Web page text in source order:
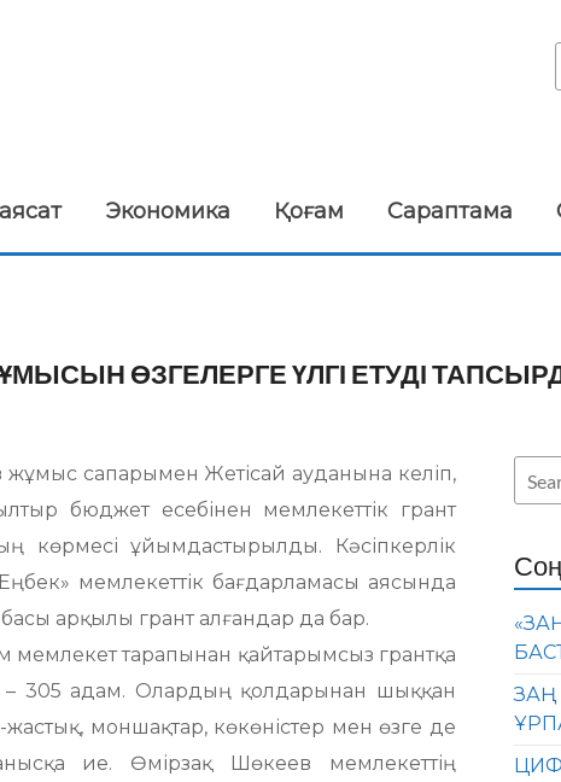
Экономика Қоғам Сараптама
ӨЗГЕЛЕРГЕ ҮЛГІ ЕТУДІ
жұмыс сапарымен Жетісай ауданына келіп,
бюджет есебінен мемлекеттік грант
көрмесі ұйымдастырылды. Кәсіпкерлік
мемлекеттік бағдарламасы аясында
арқылы грант алғандар да бар.
тарапынан қайтарымсыз грантқа
– 305 адам. Олардың қолдарынан шыққан
моншақтар, көкөністер мен өзге де
ие. Өмірзақ Шөкеев мемлекеттің
ЗАҢ